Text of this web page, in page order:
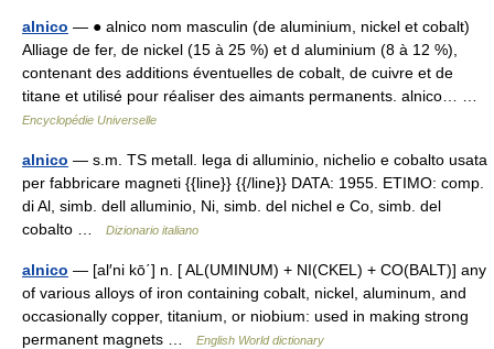
alnico — ● alnico nom masculin (de aluminium, nickel et cobalt)
Alliage de fer, de nickel (15 à 25 %) et d aluminium (8 à 12 %),
contenant des additions éventuelles de cobalt, de cuivre et de
titane et utilisé pour réaliser des aimants permanents. alnico… …
Encyclopédie Universelle
alnico — s.m. TS metall. lega di alluminio, nichelio e cobalto usata
per fabbricare magneti {{line}} {{/line}} DATA: 1955. ETIMO: comp.
di Al, simb. dell alluminio, Ni, simb. del nichel e Co, simb. del
cobalto …
Dizionario italiano
alnico — [al′ni kō΄] n. [ AL(UMINUM) + NI(CKEL) + CO(BALT)] any
of various alloys of iron containing cobalt, nickel, aluminum, and
occasionally copper, titanium, or niobium: used in making strong
permanent magnets …
English World dictionary